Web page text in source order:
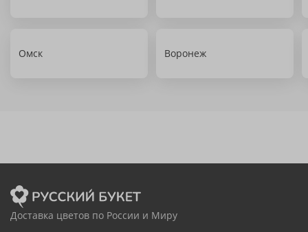
Омск Воронеж
Доставка цветов по России и Миру